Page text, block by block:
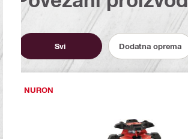
Svi Dodatna oprema
NURON